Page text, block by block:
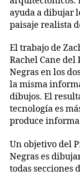
ayuda a dibujar
paisaje realista
El trabajo de
Rachel Cane
Negras en los
la misma
dibujos. El
tecnología es
produce
Un objetivo del
Negras es
todas secciones